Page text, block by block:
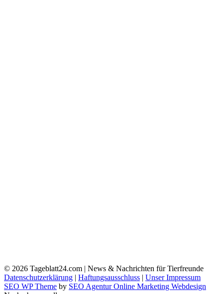
© 2026 Tageblatt24.com | News & Nachrichten für Tierfreunde
Datenschutzerklärung | Haftungsausschluss | Unser Impressum
SEO WP Theme by SEO Agentur Online Marketing Webdesign